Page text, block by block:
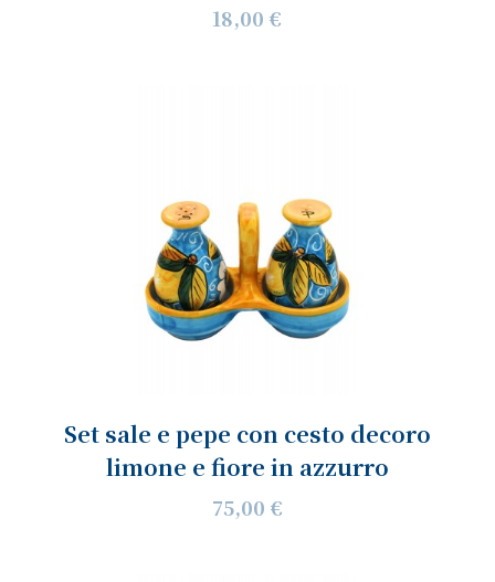
18,00 €
Set sale e pepe con cesto decoro
limone e fiore in azzurro
75,00 €